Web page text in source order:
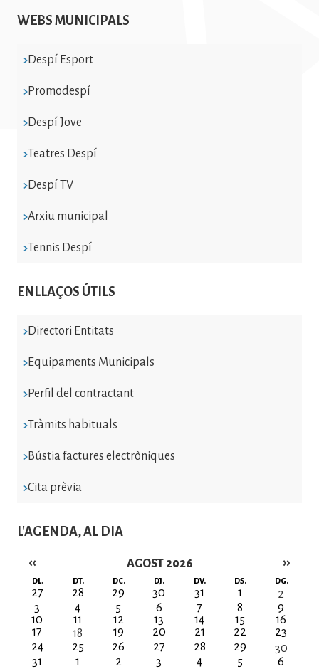
WEBS MUNICIPALS
Despí Esport
Promodespí
Despí Jove
Teatres Despí
Despí TV
Arxiu municipal
Tennis Despí
ENLLAÇOS ÚTILS
Directori Entitats
Equipaments Municipals
Perfil del contractant
Tràmits habituals
Bústia factures electròniques
Cita prèvia
L'AGENDA, AL DIA
AGOST 2026
Paginació
‹‹ ››
DL. DT. DC. DJ. DV. DS. DG.
27 28 29 30 31 1
2
3
4 5 6 7 8
9
10
11 12 13 14 15
16
17
18 19 20 21 22
23
24
25 26 27 28 29
30
31
1 2 3 4 5 6